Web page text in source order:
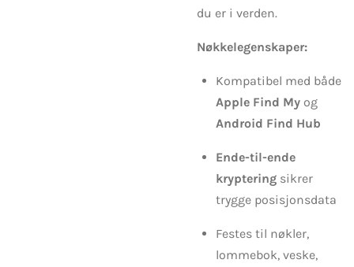
du er i verden.
Nøkkelegenskaper:
Kompatibel med både
Apple Find My og
Android Find Hub
Ende-til-ende
kryptering sikrer
trygge posisjonsdata
Festes til nøkler,
lommebok, veske,